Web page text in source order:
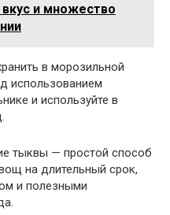
и множество
в морозильной
использованием
и используйте в
тыквы — простой способ
на длительный срок,
и полезными